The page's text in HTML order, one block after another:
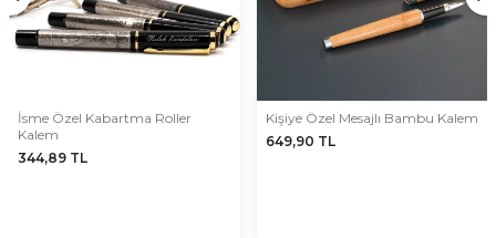
İsme Özel Kabartma Roller
Kalem
344,89 TL
Kişiye Özel Mesajlı Bambu Kalem
649,90 TL